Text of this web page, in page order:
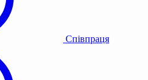
Співпраця